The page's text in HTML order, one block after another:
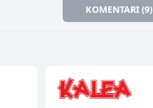
KOMENTARI (9)